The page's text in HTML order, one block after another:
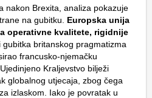
nakon Brexita, analiza pokazuje
na gubitku.
Europska unija
operativne kvalitete, rigidnije
i gubitka britanskog pragmatizma
francusko-njemačku
Kraljevstvo bilježi
globalnog utjecaja, zbog čega
izlaskom. Iako je povratak u